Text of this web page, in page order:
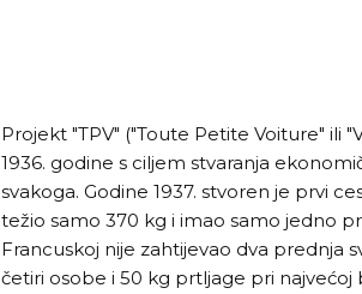
Projekt "TPV" ("Toute Petite Voiture" ili
1936. godine s ciljem stvaranja
svakoga. Godine 1937. stvoren je prvi
težio samo 370 kg i imao samo jedno
Francuskoj nije zahtijevao dva prednja
četiri osobe i 50 kg prtljage pri najvećoj